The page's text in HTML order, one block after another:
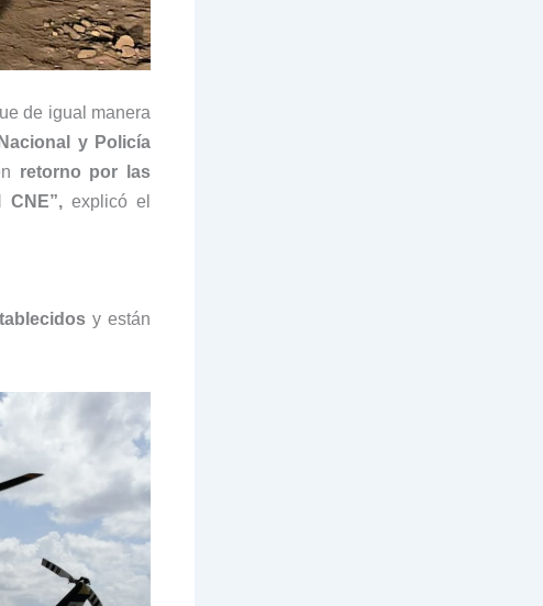
de igual manera
y Policía
retorno por las
explicó el
y están